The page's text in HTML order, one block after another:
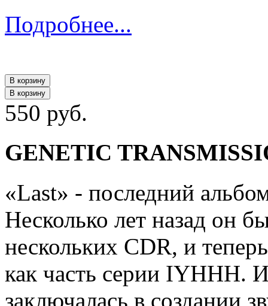
Подробнее...
В корзину
В корзину
550 руб.
GENETIC
«Last» - последний
Несколько лет назад он
нескольких CDR, и
как часть серии IYHHH.
заключалась в создании